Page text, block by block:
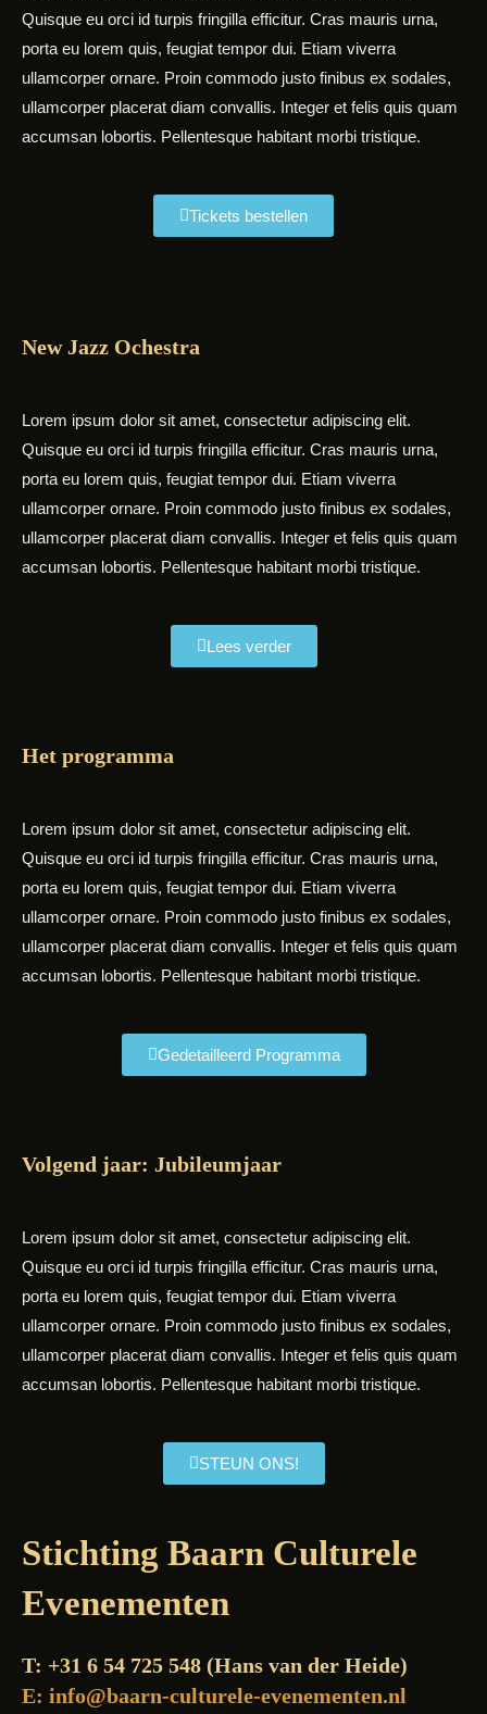
Quisque eu orci id turpis fringilla efficitur. Cras mauris urna,
porta eu lorem quis, feugiat tempor dui. Etiam viverra
ullamcorper ornare. Proin commodo justo finibus ex sodales,
ullamcorper placerat diam convallis. Integer et felis quis quam
accumsan lobortis. Pellentesque habitant morbi tristique.
Tickets bestellen
New Jazz Ochestra
Lorem ipsum dolor sit amet, consectetur adipiscing elit.
Quisque eu orci id turpis fringilla efficitur. Cras mauris urna,
porta eu lorem quis, feugiat tempor dui. Etiam viverra
ullamcorper ornare. Proin commodo justo finibus ex sodales,
ullamcorper placerat diam convallis. Integer et felis quis quam
accumsan lobortis. Pellentesque habitant morbi tristique.
Lees verder
Het programma
Lorem ipsum dolor sit amet, consectetur adipiscing elit.
Quisque eu orci id turpis fringilla efficitur. Cras mauris urna,
porta eu lorem quis, feugiat tempor dui. Etiam viverra
ullamcorper ornare. Proin commodo justo finibus ex sodales,
ullamcorper placerat diam convallis. Integer et felis quis quam
accumsan lobortis. Pellentesque habitant morbi tristique.
Gedetailleerd Programma
Volgend jaar: Jubileumjaar
Lorem ipsum dolor sit amet, consectetur adipiscing elit.
Quisque eu orci id turpis fringilla efficitur. Cras mauris urna,
porta eu lorem quis, feugiat tempor dui. Etiam viverra
ullamcorper ornare. Proin commodo justo finibus ex sodales,
ullamcorper placerat diam convallis. Integer et felis quis quam
accumsan lobortis. Pellentesque habitant morbi tristique.
STEUN ONS!
Stichting Baarn Culturele
Evenementen
T: +31 6 54 725 548 (Hans van der Heide)
E: info@baarn-culturele-evenementen.nl